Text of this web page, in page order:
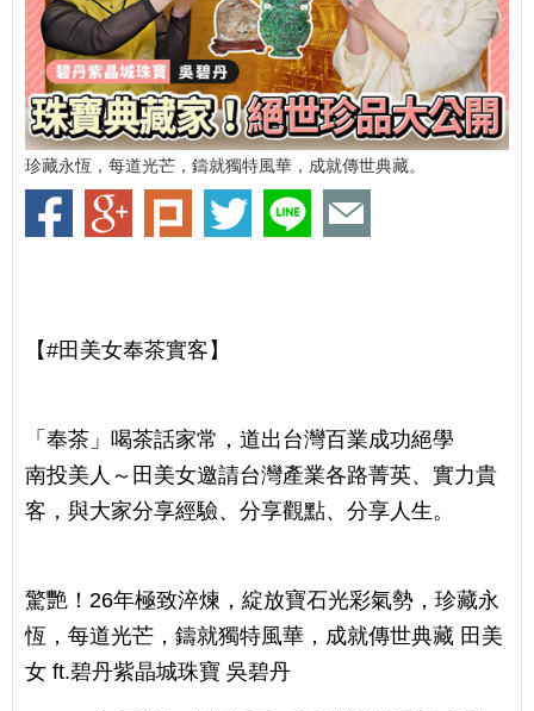
珍藏永恆，每道光芒，鑄就獨特風華，成就傳世典藏。
【#田美女奉茶實客】
「奉茶」喝茶話家常，道出台灣百業成功絕學
南投美人～田美女邀請台灣產業各路菁英、實力貴
客，與大家分享經驗、分享觀點、分享人生。
驚艷！26年極致淬煉，綻放寶石光彩氣勢，珍藏永
恆，每道光芒，鑄就獨特風華，成就傳世典藏 田美
女 ft.碧丹紫晶城珠寶 吳碧丹